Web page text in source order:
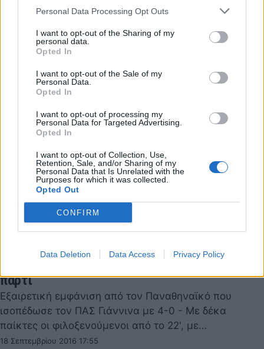
Personal Data Processing Opt Outs
I want to opt-out of the Sharing of my
personal data.
Opted In
I want to opt-out of the Sale of my
Personal Data.
Opted In
I want to opt-out of processing my
Personal Data for Targeted Advertising.
Opted In
I want to opt-out of Collection, Use,
Retention, Sale, and/or Sharing of my
Personal Data that Is Unrelated with the
Purposes for which it was collected.
Opted Out
CONFIRM
Data Deletion Data Access Privacy Policy
Εξαιρετικό παιχνίδι από την Κέρκυρα που επικράτησε
σε στυλ προπόνησης της Λάρισας με 2-0
18 Σεπτεμβρίου 2016 20:12
Παναθηναϊκός-ΠΑΣ Γιάννινα 4-0: «Πράσινο»
πάρτι
Εξαιρετική εμφάνιση από τον Παναθηναϊκό που
ισοπέδωσε τον ΠΑΣ Γιάννινα με 4-0 - Με δέκα
παίκτες οι φιλοξενούμενοι από το 22', με…
18 Σεπτεμβρίου 2016 17:55